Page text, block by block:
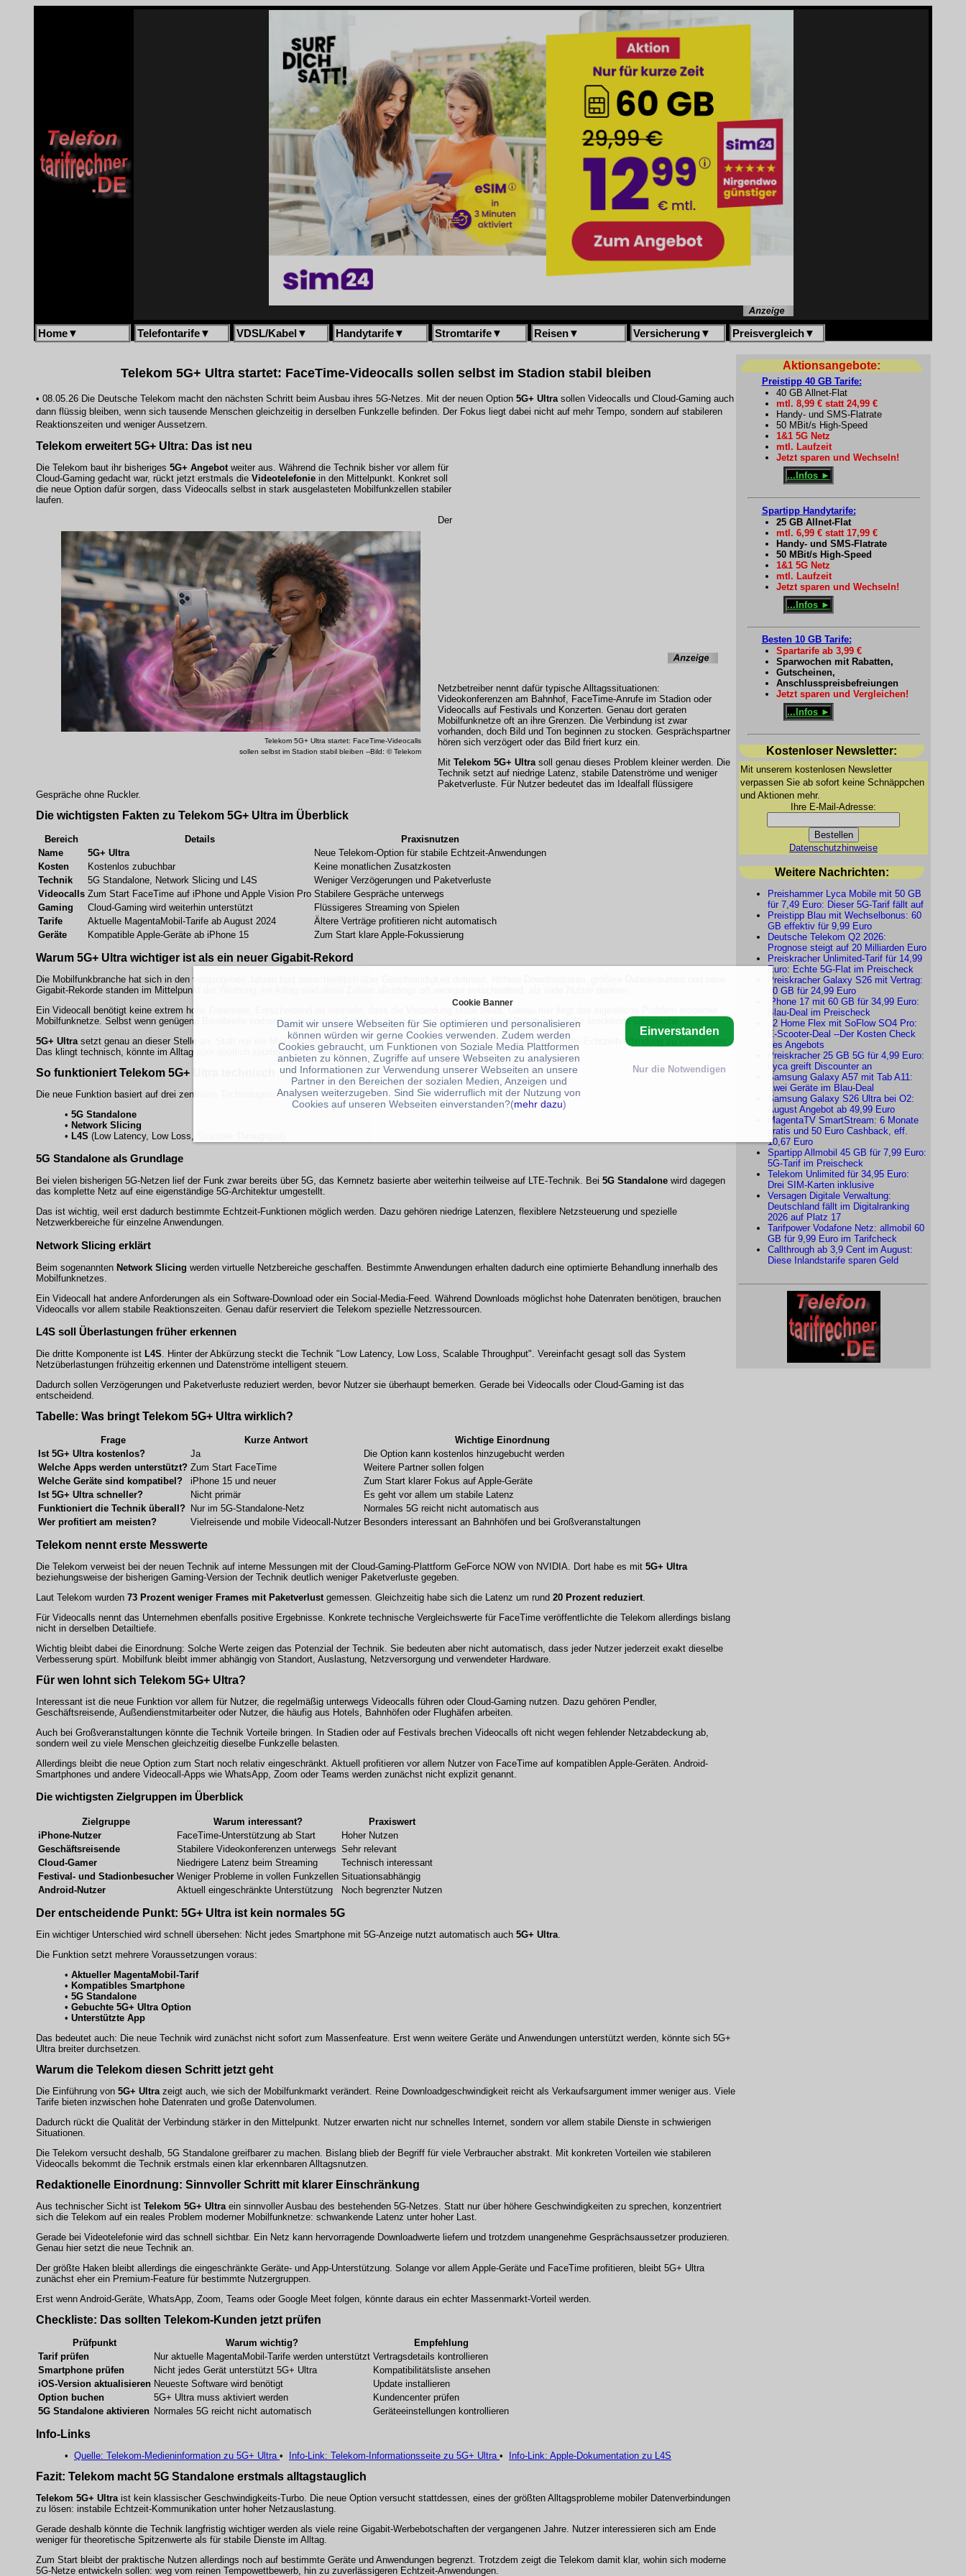
Home▼ Telefontarife▼ VDSL/Kabel ▼ Handytarife▼ Stromtarife▼ Reisen▼ Versicherung▼ Preisvergleich▼
Telekom 5G+ Ultra startet: FaceTime-Videocalls sollen selbst im Stadion stabil bleiben
• 08.05.26 Die Deutsche Telekom macht den nächsten Schritt beim Ausbau ihres 5G-Netzes. Mit der neuen Option 5G+ Ultrasollen Videocalls und Cloud-Gaming auch
dann flüssig bleiben, wenn sich tausende Menschen gleichzeitig in derselben Funkzelle befinden. Der Fokus liegt dabei nicht auf mehr Tempo, sondern auf stabileren
Reaktionszeiten und weniger Aussetzern.
Telekom erweitert 5G+ Ultra: Das ist neu
Die Telekom baut ihr bisheriges 5G+ Angebotweiter aus. Während die Technik bisher vor allem für
Cloud-Gaming gedacht war, rückt jetzt erstmals die Videotelefonie in den Mittelpunkt. Konkret soll
die neue Option dafür sorgen, dass Videocalls selbst in stark ausgelasteten Mobilfunkzellen stabiler
laufen.
Telekom 5G+ Ultra startet: FaceTime-Videocalls
sollen selbst im Stadion stabil bleiben --Bild: © Telekom
Der
Netzbetreiber nennt dafür typische Alltagssituationen:
Videokonferenzen am Bahnhof, FaceTime-Anrufe im Stadion oder
Videocalls auf Festivals und Konzerten. Genau dort geraten
Mobilfunknetze oft an ihre Grenzen. Die Verbindung ist zwar
vorhanden, doch Bild und Ton beginnen zu stocken. Gesprächspartner
hören sich verzögert oder das Bild friert kurz ein.
Mit Telekom 5G+ Ultrasoll genau dieses Problem kleiner werden. Die
Technik setzt auf niedrige Latenz, stabile Datenströme und weniger
Paketverluste. Für Nutzer bedeutet das im Idealfall flüssigere
Gespräche ohne Ruckler.
Die wichtigsten Fakten zu Telekom 5G+ Ultra im Überblick
Bereich Details
Praxisnutzen
Name
5G+ Ultra
Neue Telekom-Option für stabile Echtzeit-Anwendungen
Kosten
Kostenlos zubuchbar
Keine monatlichen Zusatzkosten
Technik
5G Standalone, Network Slicing und L4S
Weniger Verzögerungen und Paketverluste
Videocalls Zum Start FaceTime auf iPhone und Apple Vision Pro Stabilere Gespräche unterwegs
Gaming
Cloud-Gaming wird weiterhin unterstützt
Flüssigeres Streaming von Spielen
Tarife
Aktuelle MagentaMobil-Tarife ab August 2024
Ältere Verträge profitieren nicht automatisch
Geräte
Kompatible Apple-Geräte ab iPhone 15 Zum Start klare Apple-Fokussierung
Warum 5G+ Ultra wichtiger ist als ein neuer Gigabit-Rekord
Die Mobilfunkbranche hat sich in den vergangenen Jahren fast ausschließlich über Geschwindigkeit definiert. Höhere Downloadraten, größere Datenvolumen und neue
Gigabit-Rekorde standen im Mittelpunkt der Werbung. Im Alltag sind diese Zahlen allerdings oft weniger entscheidend, als viele Nutzer denken.
Ein Videocall benötigt keine extrem hohe Datenrate. Entscheidend ist vielmehr, dass die Verbindung stabil bleibt. Genau hier liegt das eigentliche Problem moderner
Mobilfunknetze. Selbst wenn genügend Bandbreite vorhanden ist, sorgen Schwankungen in der Latenz oder kleine Paketverluste für stockende Gespräche.
5G+ Ultrasetzt genau an dieser Stelle an. Statt nur die Maximalgeschwindigkeit zu erhöhen, versucht die Telekom die Qualität der Echtzeitverbindung zu verbessern.
Das klingt technisch, könnte im Alltag aber deutlich spürbarer sein als ein weiterer theoretischer Speed-Rekord.
So funktioniert Telekom 5G+ Ultra technisch
Die neue Funktion basiert auf drei zentralen Technologien:
• 5G Standalone
• Network Slicing
• L4S (Low Latency, Low Loss, Scalable Throughput)
5G Standalone als Grundlage
Bei vielen bisherigen 5G-Netzen lief der Funk zwar bereits über 5G, das Kernnetz basierte aber weiterhin teilweise auf LTE-Technik. Bei 5G Standalone wird dagegen
das komplette Netz auf eine eigenständige 5G-Architektur umgestellt.
Das ist wichtig, weil erst dadurch bestimmte Echtzeit-Funktionen möglich werden. Dazu gehören niedrige Latenzen, flexiblere Netzsteuerung und spezielle
Netzwerkbereiche für einzelne Anwendungen.
Network Slicing erklärt
Beim sogenannten Network Slicing werden virtuelle Netzbereiche geschaffen. Bestimmte Anwendungen erhalten dadurch eine optimierte Behandlung innerhalb des
Mobilfunknetzes.
Ein Videocall hat andere Anforderungen als ein Software-Download oder ein Social-Media-Feed. Während Downloads möglichst hohe Datenraten benötigen, brauchen
Videocalls vor allem stabile Reaktionszeiten. Genau dafür reserviert die Telekom spezielle Netzressourcen.
L4S soll Überlastungen früher erkennen
Die dritte Komponente ist L4S. Hinter der Abkürzung steckt die Technik "Low Latency, Low Loss, Scalable Throughput". Vereinfacht gesagt soll das System
Netzüberlastungen frühzeitig erkennen und Datenströme intelligent steuern.
Dadurch sollen Verzögerungen und Paketverluste reduziert werden, bevor Nutzer sie überhaupt bemerken. Gerade bei Videocalls oder Cloud-Gaming ist das
entscheidend.
Tabelle: Was bringt Telekom 5G+ Ultra wirklich?
Frage Kurze Antwort
Wichtige Einordnung
Ist 5G+ Ultra kostenlos?
Ja
Die Option kann kostenlos hinzugebucht werden
Welche Apps werden unterstützt? Zum Start FaceTime
Weitere Partner sollen folgen
Welche Geräte sind kompatibel?
iPhone 15 und neuer
Zum Start klarer Fokus auf Apple-Geräte
Ist 5G+ Ultra schneller?
Nicht primär
Es geht vor allem um stabile Latenz
Funktioniert die Technik überall? Nur im 5G-Standalone-Netz
Normales 5G reicht nicht automatisch aus
Wer profitiert am meisten?
Vielreisende und mobile Videocall-Nutzer Besonders interessant an Bahnhöfen und bei Großveranstaltungen
Telekom nennt erste Messwerte
Die Telekom verweist bei der neuen Technik auf interne Messungen mit der Cloud-Gaming-Plattform GeForce NOW von NVIDIA. Dort habe es mit 5G+ Ultra
beziehungsweise der bisherigen Gaming-Version der Technik deutlich weniger Paketverluste gegeben.
Laut Telekom wurden 73 Prozent weniger Frames mit Paketverlustgemessen. Gleichzeitig habe sich die Latenz um rund 20 Prozent reduziert.
Für Videocalls nennt das Unternehmen ebenfalls positive Ergebnisse. Konkrete technische Vergleichswerte für FaceTime veröffentlichte die Telekom allerdings bislang
nicht in derselben Detailtiefe.
Wichtig bleibt dabei die Einordnung: Solche Werte zeigen das Potenzial der Technik. Sie bedeuten aber nicht automatisch, dass jeder Nutzer jederzeit exakt dieselbe
Verbesserung spürt. Mobilfunk bleibt immer abhängig von Standort, Auslastung, Netzversorgung und verwendeter Hardware.
Für wen lohnt sich Telekom 5G+ Ultra?
Interessant ist die neue Funktion vor allem für Nutzer, die regelmäßig unterwegs Videocalls führen oder Cloud-Gaming nutzen. Dazu gehören Pendler,
Geschäftsreisende, Außendienstmitarbeiter oder Nutzer, die häufig aus Hotels, Bahnhöfen oder Flughäfen arbeiten.
Auch bei Großveranstaltungen könnte die Technik Vorteile bringen. In Stadien oder auf Festivals brechen Videocalls oft nicht wegen fehlender Netzabdeckung ab,
sondern weil zu viele Menschen gleichzeitig dieselbe Funkzelle belasten.
Allerdings bleibt die neue Option zum Start noch relativ eingeschränkt. Aktuell profitieren vor allem Nutzer von FaceTime auf kompatiblen Apple-Geräten. Android-
Smartphones und andere Videocall-Apps wie WhatsApp, Zoom oder Teams werden zunächst nicht explizit genannt.
Die wichtigsten Zielgruppen im Überblick
Zielgruppe Warum interessant?
Praxiswert
iPhone-Nutzer
FaceTime-Unterstützung ab Start
Hoher Nutzen
Geschäftsreisende
Stabilere Videokonferenzen unterwegs Sehr relevant
Cloud-Gamer
Niedrigere Latenz beim Streaming
Technisch interessant
Festival- und Stadionbesucher Weniger Probleme in vollen Funkzellen Situationsabhängig
Android-Nutzer
Aktuell eingeschränkte Unterstützung Noch begrenzter Nutzen
Der entscheidende Punkt: 5G+ Ultra ist kein normales 5G
Ein wichtiger Unterschied wird schnell übersehen: Nicht jedes Smartphone mit 5G-Anzeige nutzt automatisch auch 5G+ Ultra
Die Funktion setzt mehrere Voraussetzungen voraus:
• Aktueller MagentaMobil-Tarif
• Kompatibles Smartphone
• 5G Standalone
• Gebuchte 5G+ Ultra Option
• Unterstützte App
Das bedeutet auch: Die neue Technik wird zunächst nicht sofort zum Massenfeature. Erst wenn weitere Geräte und Anwendungen unterstützt werden, könnte sich 5G+
Ultra breiter durchsetzen.
Warum die Telekom diesen Schritt jetzt geht
Die Einführung von 5G+ Ultra zeigt auch, wie sich der Mobilfunkmarkt verändert. Reine Downloadgeschwindigkeit reicht als Verkaufsargument immer weniger aus. Viele
Tarife bieten inzwischen hohe Datenraten und große Datenvolumen.
Dadurch rückt die Qualität der Verbindung stärker in den Mittelpunkt. Nutzer erwarten nicht nur schnelles Internet, sondern vor allem stabile Dienste in schwierigen
Situationen.
Die Telekom versucht deshalb, 5G Standalone greifbarer zu machen. Bislang blieb der Begriff für viele Verbraucher abstrakt. Mit konkreten Vorteilen wie stabileren
Videocalls bekommt die Technik erstmals einen klar erkennbaren Alltagsnutzen.
Redaktionelle Einordnung: Sinnvoller Schritt mit klarer Einschränkung
Aus technischer Sicht ist Telekom 5G+ Ultra ein sinnvoller Ausbau des bestehenden 5G-Netzes. Statt nur über höhere Geschwindigkeiten zu sprechen, konzentriert
sich die Telekom auf ein reales Problem moderner Mobilfunknetze: schwankende Latenz unter hoher Last.
Gerade bei Videotelefonie wird das schnell sichtbar. Ein Netz kann hervorragende Downloadwerte liefern und trotzdem unangenehme Gesprächsaussetzer produzieren.
Genau hier setzt die neue Technik an.
Der größte Haken bleibt allerdings die eingeschränkte Geräte- und App-Unterstützung. Solange vor allem Apple-Geräte und FaceTime profitieren, bleibt 5G+ Ultra
zunächst eher ein Premium-Feature für bestimmte Nutzergruppen.
Erst wenn Android-Geräte, WhatsApp, Zoom, Teams oder Google Meet folgen, könnte daraus ein echter Massenmarkt-Vorteil werden.
Checkliste: Das sollten Telekom-Kunden jetzt prüfen
Prüfpunkt Warum wichtig?
Empfehlung
Tarif prüfen
Nur aktuelle MagentaMobil-Tarife werden unterstützt Vertragsdetails kontrollieren
Smartphone prüfen
Nicht jedes Gerät unterstützt 5G+ Ultra
Kompatibilitätsliste ansehen
iOS-Version aktualisieren Neueste Software wird benötigt
Update installieren
Option buchen
5G+ Ultra muss aktiviert werden
Kundencenter prüfen
5G Standalone aktivieren Normales 5G reicht nicht automatisch Geräteeinstellungen kontrollieren
Info-Links
• Quelle: Telekom-Medieninformation zu 5G+ Ultra • Info-Link: Telekom-Informationsseite zu 5G+ Ultra • Info-Link: Apple-Dokumentation zu L4S
Fazit: Telekom macht 5G Standalone erstmals alltagstauglich
Telekom 5G+ Ultraist kein klassischer Geschwindigkeits-Turbo. Die neue Option versucht stattdessen, eines der größten Alltagsprobleme mobiler Datenverbindungen
zu lösen: instabile Echtzeit-Kommunikation unter hoher Netzauslastung.
Gerade deshalb könnte die Technik langfristig wichtiger werden als viele reine Gigabit-Werbebotschaften der vergangenen Jahre. Nutzer interessieren sich am Ende
weniger für theoretische Spitzenwerte als für stabile Dienste im Alltag.
Zum Start bleibt der praktische Nutzen allerdings noch auf bestimmte Geräte und Anwendungen begrenzt. Trotzdem zeigt die Telekom damit klar, wohin sich moderne
5G-Netze entwickeln sollen: weg vom reinen Tempowettbewerb, hin zu zuverlässigeren Echtzeit-Anwendungen.
Aktionsangebote:
Preistipp 40 GB Tarife:
40 GB Allnet-Flat
mtl. 8,99 € statt 24,99 €
Handy- und SMS-Flatrate
50 MBit/s High-Speed
1&1 5G Netz
mtl. Laufzeit
Jetzt sparen und Wechseln!
...Infos ►
Spartipp Handytarife:
25 GB Allnet-Flat
mtl. 6,99 € statt 17,99 €
Handy- und SMS-Flatrate
50 MBit/s High-Speed
1&1 5G Netz
mtl. Laufzeit
Jetzt sparen und Wechseln!
...Infos ►
Besten 10 GB Tarife:
Spartarife ab 3,99 €
Sparwochen mit Rabatten,
Gutscheinen,
Anschlusspreisbefreiungen
Jetzt sparen und Vergleichen!
...Infos ►
Kostenloser Newsletter:
Mit unserem kostenlosen Newsletter
verpassen Sie ab sofort keine Schnäppchen
und Aktionen mehr.
Ihre E-Mail-Adresse:
Datenschutzhinweise
Weitere Nachrichten:
Preishammer Lyca Mobile mit 50 GB
für 7,49 Euro: Dieser 5G-Tarif fällt auf
Preistipp Blau mit Wechselbonus: 60
GB effektiv für 9,99 Euro
Deutsche Telekom Q2 2026:
Prognose steigt auf 20 Milliarden Euro
Preiskracher Unlimited-Tarif für 14,99
Euro: Echte 5G-Flat im Preischeck
Preiskracher Galaxy S26 mit Vertrag:
40 GB für 24,99 Euro
iPhone 17 mit 60 GB für 34,99 Euro:
Blau-Deal im Preischeck
o2 Home Flex mit SoFlow SO4 Pro:
E-Scooter-Deal --Der Kosten Check
des Angebots
Preiskracher 25 GB 5G für 4,99 Euro:
Lyca greift Discounter an
Samsung Galaxy A57 mit Tab A11:
Zwei Geräte im Blau-Deal
Samsung Galaxy S26 Ultra bei O2:
August Angebot ab 49,99 Euro
MagentaTV SmartStream: 6 Monate
gratis und 50 Euro Cashback, eff.
10,67 Euro
Spartipp Allmobil 45 GB für 7,99 Euro:
5G-Tarif im Preischeck
Telekom Unlimited für 34,95 Euro:
Drei SIM-Karten inklusive
Versagen Digitale Verwaltung:
Deutschland fällt im Digitalranking
2026 auf Platz 17
Tarifpower Vodafone Netz: allmobil 60
GB für 9,99 Euro im Tarifcheck
Callthrough ab 3,9 Cent im August:
Diese Inlandstarife sparen Geld
Cookie Banner
Damit wir unsere Webseiten für Sie optimieren und personalisieren
können würden wir gerne Cookies verwenden. Zudem werden
Cookies gebraucht, um Funktionen von Soziale Media Plattformen
anbieten zu können, Zugriffe auf unsere Webseiten zu analysieren
und Informationen zur Verwendung unserer Webseiten an unsere
Partner in den Bereichen der sozialen Medien, Anzeigen und
Analysen weiterzugeben. Sind Sie widerruflich mit der Nutzung von
Cookies auf unseren Webseiten einverstanden?(mehr dazu)
Einverstanden
Nur die Notwendigen